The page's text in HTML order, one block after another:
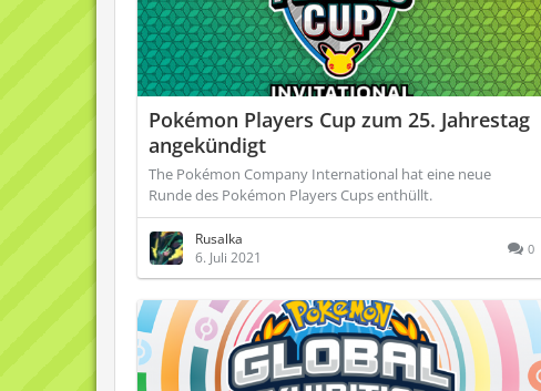
Pokémon Players Cup zum 25. Jahrestag
angekündigt
The Pokémon Company International hat eine neue
Runde des Pokémon Players Cups enthüllt.
Rusalka
6. Juli 2021
0